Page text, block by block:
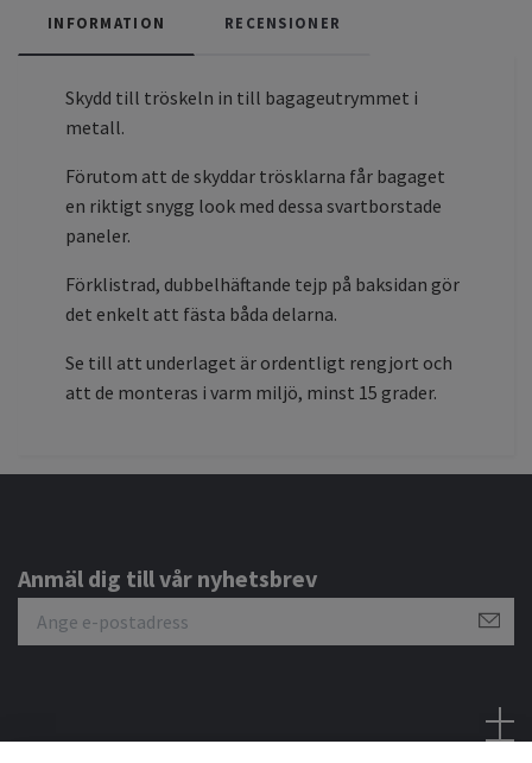
INFORMATION RECENSIONER
Skydd till tröskeln in till bagageutrymmet i
metall.
Förutom att de skyddar trösklarna får bagaget
en riktigt snygg look med dessa svartborstade
paneler.
Förklistrad, dubbelhäftande tejp på baksidan gör
det enkelt att fästa båda delarna.
Se till att underlaget är ordentligt rengjort och
att de monteras i varm miljö, minst 15 grader.
Anmäl dig till vår nyhetsbrev